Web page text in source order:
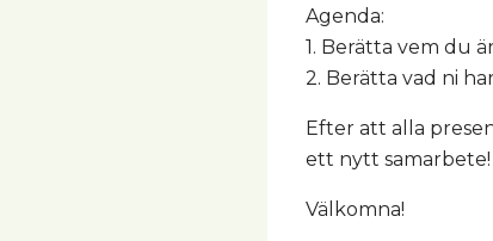
Agenda:
1. Berätta vem du
2. Berätta vad ni
Efter att alla
ett nytt samarbete!
Välkomna!